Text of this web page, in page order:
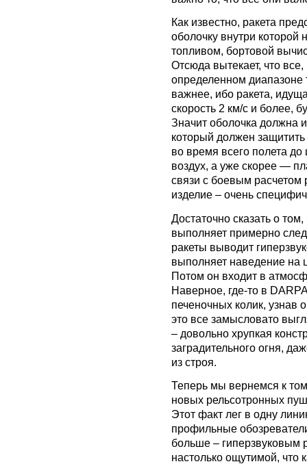
Как известно, ракета
оболочку внутри которой
топливом, бортовой
Отсюда вытекает, что
определенном
важнее, ибо ракета,
скорость 2 км/с и более,
Значит оболочка должна
который должен
во время всего полета до
воздух, а уже скорее —
связи с боевым расчетом
изделие – очень
Достаточно сказать о
выполняет примерно
ракеты выводит
выполняет наведение на
Потом он входит в
Наверное, где-то в
печеночных колик, узнав
это все замысловато
– довольно хрупкая
заградительного огня,
из строя.
Теперь мы вернемся к
новых рельсотронных
Этот факт лег в одну
профильные
больше –
настолько ощутимой, что